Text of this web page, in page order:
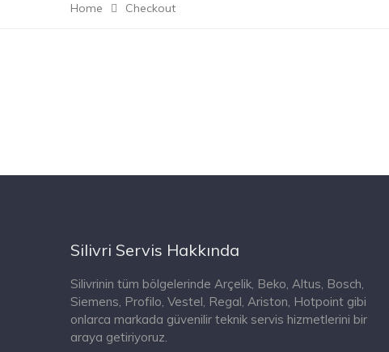
Home Checkout
Silivri Servis Hakkında
Silivrinin tüm bölgelerinde Arçelik, Beko, Altus, Bosch,
Siemens, Profilo, Vestel, Regal, Ariston, Hotpoint gibi
onlarca markada güvenilir teknik servis hizmetlerini bir
araya getiriyoruz.